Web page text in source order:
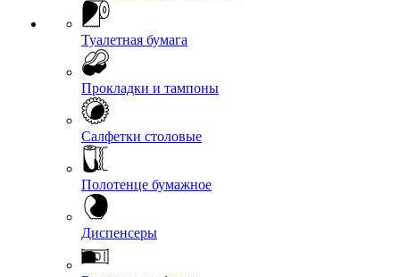
Туалетная бумага
Прокладки и тампоны
Салфетки столовые
Полотенце бумажное
Диспенсеры